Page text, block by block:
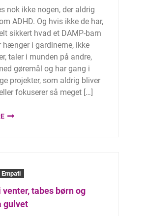
nok ikke nogen, der aldrig
ADHD. Og hvis ikke de har,
sikkert hvad et DAMP-barn
hænger i gardinerne, ikke
taler i munden på andre,
gøremål og har gang i
projekter, som aldrig bliver
fokuserer så meget […]
Empati
venter, tabes børn og
gulvet